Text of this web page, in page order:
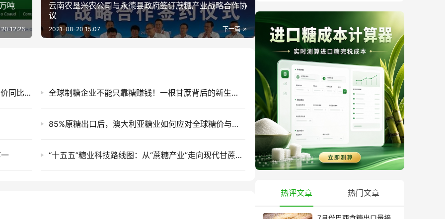
吨
12:26
云南农垦兴农公司与永德县政府签订蔗糖产业战略合作协
议
下一篇
2021-08-20 15:07
截至7月底云南食糖产销率同比下降11.53%！售价同比下跌900元/吨 全球制糖企业不能只靠糖赚钱！一根甘蔗背后的新生意：蔗渣、蔗叶正在变成燃料、材料和电力
85%原糖出口后，澳大利亚糖业如何应对全球糖价与贸易壁垒？对中国糖业的启示……
“十五五”糖业科技路线图：从“蔗糖产业”走向现代甘蔗产业
热评文章 热门文章